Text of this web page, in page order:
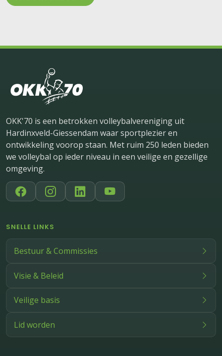
OKK'70 is een betrokken volleybalvereniging uit
Hardinxveld-Giessendam waar sportplezier en
ontwikkeling voorop staan. Met ruim 250 leden bieden
we volleybal op ieder niveau in een veilige en gezellige
omgeving.
SNELLE LINKS
Bestuur & Commissies
Visie & Beleid
Veilige basis
Lid worden